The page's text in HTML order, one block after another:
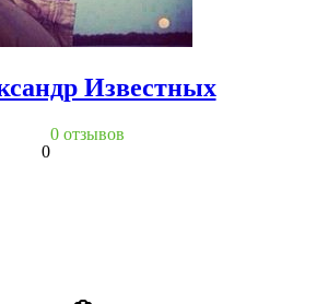
Известных
0
0 отзывов